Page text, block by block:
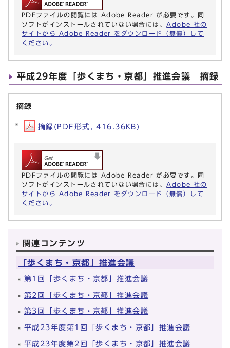
PDFファイルの閲覧には Adobe Reader が必要です。同
ソフトがインストールされていない場合には、 Adobe 社の
サイトから Adobe Reader をダウンロード（無償）して
ください。
平成29年度「歩くまち・京都」推進会議 摘録
摘録
摘録(PDF形式, 416.36KB)
PDFファイルの閲覧には Adobe Reader が必要です。同
ソフトがインストールされていない場合には、 Adobe 社の
サイトから Adobe Reader をダウンロード（無償）して
ください。
関連コンテンツ
「歩くまち・京都」推進会議
第1回「歩くまち・京都」推進会議
第2回「歩くまち・京都」推進会議
第3回「歩くまち・京都」推進会議
平成23年度第1回「歩くまち・京都」推進会議
平成23年度第2回「歩くまち・京都」推進会議